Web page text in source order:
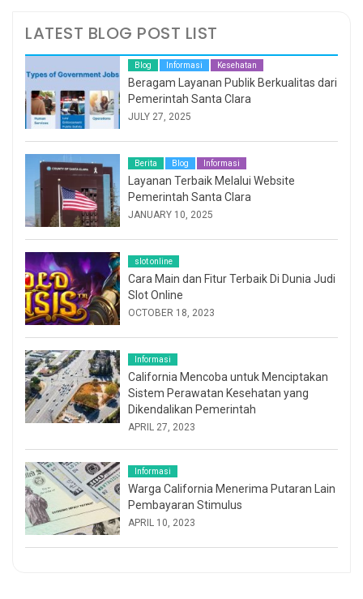
LATEST BLOG POST LIST
Blog Informasi Kesehatan
Beragam Layanan Publik Berkualitas dari
Pemerintah Santa Clara
JULY 27, 2025
Berita Blog Informasi
Layanan Terbaik Melalui Website
Pemerintah Santa Clara
JANUARY 10, 2025
slot online
Cara Main dan Fitur Terbaik Di Dunia Judi
Slot Online
OCTOBER 18, 2023
Informasi
California Mencoba untuk Menciptakan
Sistem Perawatan Kesehatan yang
Dikendalikan Pemerintah
APRIL 27, 2023
Informasi
Warga California Menerima Putaran Lain
Pembayaran Stimulus
APRIL 10, 2023